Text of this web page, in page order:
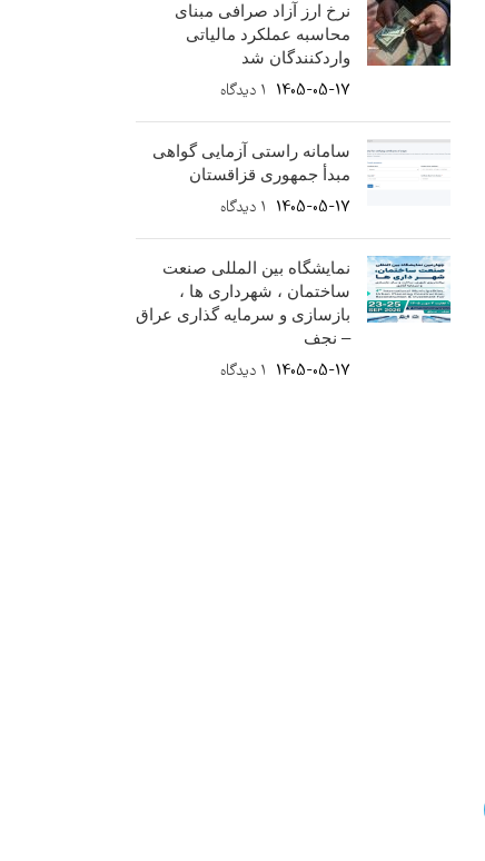
نرخ ارز آزاد صرافی مبنای
محاسبه عملکرد مالیاتی
واردکنندگان شد
1405-05-17 ۱ دیدگاه
سامانه راستی آزمایی گواهی
مبدأ جمهوری قزاقستان
1405-05-17 ۱ دیدگاه
نمایشگاه بین المللی صنعت
ساختمان ، شهرداری ها ،
بازسازی و سرمایه گذاری عراق
– نجف
1405-05-17 ۱ دیدگاه